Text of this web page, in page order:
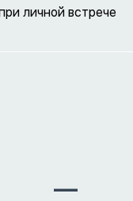
личной встрече
—